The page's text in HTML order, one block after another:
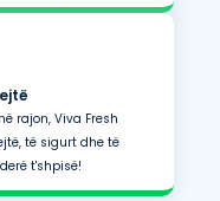
rajon, Viva Fresh
të sigurt dhe të
t'shpisë!